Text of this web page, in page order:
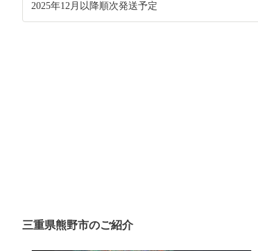
2025年12月以降順次発送予定
三重県熊野市のご紹介